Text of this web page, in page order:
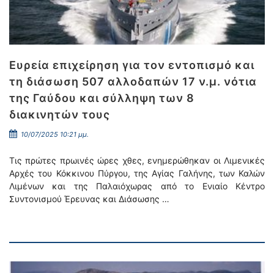
Ευρεία επιχείρηση για τον εντοπισμό και
τη διάσωση 507 αλλοδαπών 17 ν.μ. νότια
της Γαύδου και σύλληψη των 8
διακινητών τους
10/07/2025 10:21 μμ.
Τις πρώτες πρωινές ώρες χθες, ενημερώθηκαν οι Λιμενικές
Αρχές του Κόκκινου Πύργου, της Αγίας Γαλήνης, των Καλών
Λιμένων και της Παλαιόχωρας από το Ενιαίο Κέντρο
Συντονισμού Έρευνας και Διάσωσης …